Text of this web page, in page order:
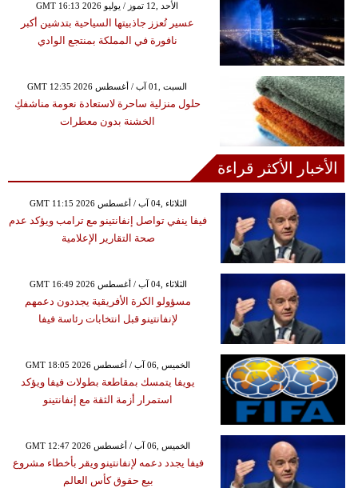
GMT 16:13 2026 الأحد ,12 تموز / يوليو
عسير تُعزز جاذبيتها السياحية بتدشين أكبر
نافورة في المملكة بمنتجع الوادي
GMT 12:35 2026 السبت ,01 آب / أغسطس
حلول منزلية ساحرة لاستعادة نعومة مناشفكِ
الخشنة بدون معطرات
الأخبار الأكثر قراءة
GMT 11:15 2026 الثلاثاء ,04 آب / أغسطس
فيفا ينفي تواصل إنفانتينو مع ترامب ويؤكد عدم
صحة التقارير الإعلامية
GMT 16:49 2026 الثلاثاء ,04 آب / أغسطس
مسؤولو الكرة الأفريقية يجددون دعمهم
لإنفانتينو قبل انتخابات رئاسة فيفا
GMT 18:05 2026 الخميس ,06 آب / أغسطس
يويفا يتمسك بمقاطعة بطولات فيفا ويؤكد
استمرار أزمة الثقة مع إنفانتينو
GMT 12:47 2026 الخميس ,06 آب / أغسطس
فيفا يجدد دعمه لإنفانتينو ويقر بأخطاء مشروع
بيع حقوق كأس العالم